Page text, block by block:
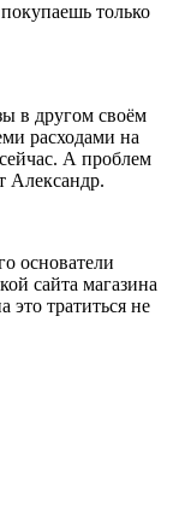
только
в другом своём
расходами на
А проблем
Александр.
основатели
сайта магазина
это тратиться не